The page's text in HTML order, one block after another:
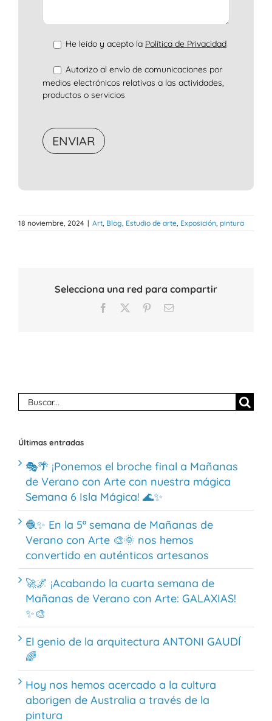
He leído y acepto la Política de Privacidad
Autorizo al envío de comunicaciones por
medios electrónicos relativas a las actividades,
productos o servicios
18 noviembre, 2024 | Art Blog Estudio de arte Exposición pintura
Selecciona una red para compartir
Facebook PinterestCorreo
Buscar:
Últimas entradas
🎭🌴 ¡Ponemos el broche final a Mañanas
de Verano con Arte con nuestra mágica
Semana 6 Isla Mágica! 🌊✨
🧶✨ En la 5ª semana de Mañanas de
Verano con Arte 🎨🌞 nos hemos
convertido en auténticos artesanos
🚀🌌 ¡Acabando la cuarta semana de
Mañanas de Verano con Arte: GALAXIAS!
✨🎨
El genio de la arquitectura ANTONI GAUDÍ
🌈
Hoy nos hemos acercado a la cultura
aborigen de Australia a través de la
pintura